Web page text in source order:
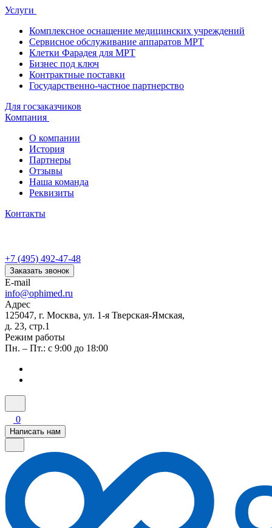
Услуги
Комплексное оснащение медицинских учреждений
Сервисное обслуживание аппаратов МРТ
Клетки Фарадея для МРТ
Бизнес под ключ
Контрактные поставки
Государственно-частное партнерство
Для госзаказчиков
Компания
О компании
История
Партнеры
Отзывы
Наша команда
Реквизиты
Контакты
+7 (495) 492-47-48
Заказать звонок
E-mail
info@ophimed.ru
Адрес
125047, г. Москва, ул. 1-я Тверская-Ямская,
д. 23, стр.1
Режим работы
Пн. – Пт.: с 9:00 до 18:00
0
Написать нам